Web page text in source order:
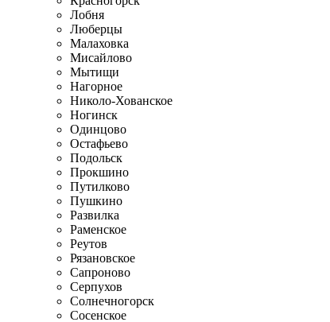
Лобня
Люберцы
Малаховка
Мисайлово
Мытищи
Нагорное
Николо-Хованское
Ногинск
Одинцово
Остафьево
Подольск
Прокшино
Путилково
Пушкино
Развилка
Раменское
Реутов
Рязановское
Сапроново
Серпухов
Солнечногорск
Сосенское